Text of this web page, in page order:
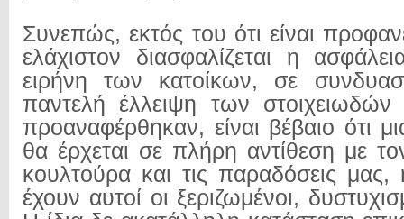
Συνεπώς, εκτός του ότι είναι
ελάχιστον διασφαλίζεται η
ειρήνη των κατοίκων, σε
παντελή έλλειψη των
προαναφέρθηκαν, είναι βέβαιο ότι
θα έρχεται σε πλήρη αντίθεση με
κουλτούρα και τις παραδόσεις μας,
έχουν αυτοί οι ξεριζωμένοι,